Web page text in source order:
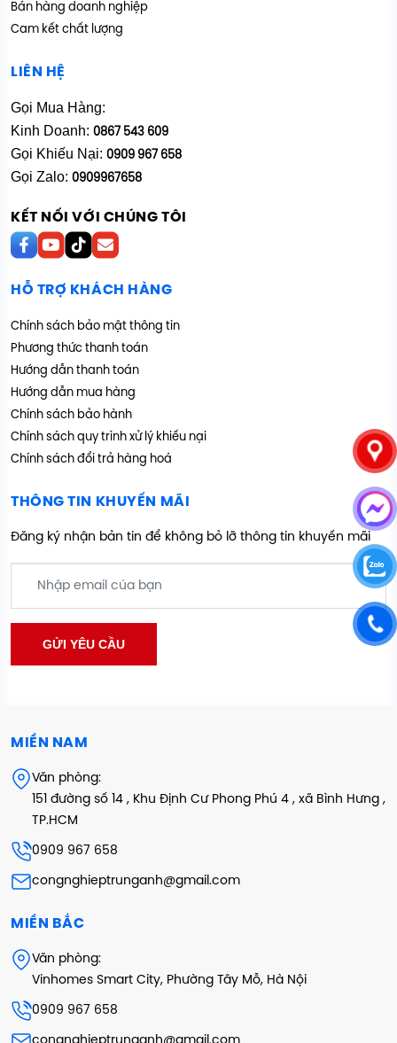
Bán hàng doanh nghiệp
Cam kết chất lượng
LIÊN HỆ
Gọi Mua Hàng:
Kinh Doanh: 0867 543 609
Gọi Khiếu Nại: 0909 967 658
Gọi Zalo: 0909967658
KẾT NỐI VỚI CHÚNG TÔI
HỖ TRỢ KHÁCH HÀNG
Chính sách bảo mật thông tin
Phương thức thanh toán
Hướng dẫn thanh toán
Hướng dẫn mua hàng
Chính sách bảo hành
Chính sách quy trình xử lý khiếu nại
Chính sách đổi trả hàng hoá
THÔNG TIN KHUYẾN MÃI
Đăng ký nhận bản tin để không bỏ lỡ thông tin khuyến mãi
MIỀN NAM
Văn phòng:
151 đường số 14 , Khu Định Cư Phong Phú 4 , xã Bình Hưng ,
TP.HCM
0909 967 658
congnghieptrunganh@gmail.com
MIỀN BẮC
Văn phòng:
Vinhomes Smart City, Phường Tây Mỗ, Hà Nội
0909 967 658